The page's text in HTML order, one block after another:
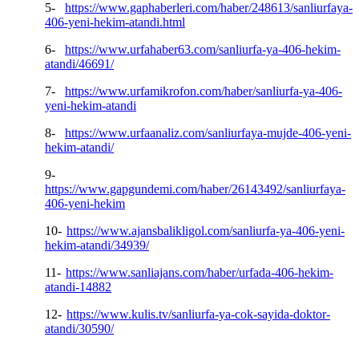
5-
https://www.gaphaberleri.com/haber/248613/sanliurfaya-
406-yeni-hekim-atandi.html
6-
https://www.urfahaber63.com/sanliurfa-ya-406-hekim-
atandi/46691/
7-
https://www.urfamikrofon.com/haber/sanliurfa-ya-406-
yeni-hekim-atandi
8-
https://www.urfaanaliz.com/sanliurfaya-mujde-406-yeni-
hekim-atandi/
9-
https://www.gapgundemi.com/haber/26143492/sanliurfaya-
406-yeni-hekim
10- https://www.ajansbalikligol.com/sanliurfa-ya-406-yeni-
hekim-atandi/34939/
11- https://www.sanliajans.com/haber/urfada-406-hekim-
atandi-14882
12- https://www.kulis.tv/sanliurfa-ya-cok-sayida-doktor-
atandi/30590/